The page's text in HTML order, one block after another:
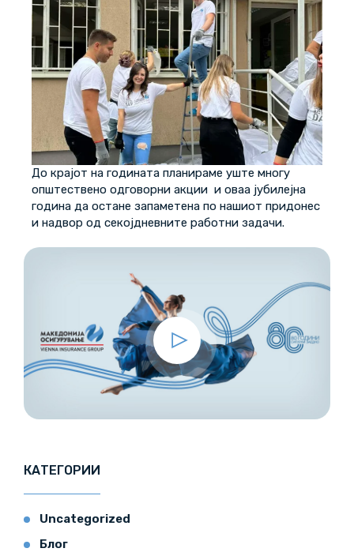
До крајот на годината планираме уште многу
општествено одговорни акции и оваа јубилејна
година да остане запаметена по нашиот придонес
и надвор од секојдневните работни задачи.
КАТЕГОРИИ
Uncategorized
Блог